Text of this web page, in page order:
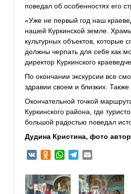
поведал об особенностях его
«Уже не первый год наш
нашей Куркинской земле.
культурных объектов, которые
должны черпать для себя как
директор Куркинского
По окончании экскурсии все
здравии своем и близких.
Окончательной точкой
Куркинского района, где
большой радостью поведал
Дудина Кристина, фото
VK Odnoklassniki
WhatsAppTelegram